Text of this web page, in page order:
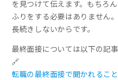
を見つけて伝えます。もちろ
ふりをする必要はありません
長続きしないからです。
最終面接については以下の記
🔗
転職の最終面接で聞かれるこ